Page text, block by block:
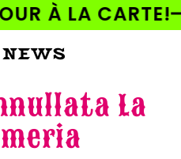
À LA CARTE!
La